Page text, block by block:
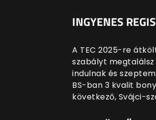
INGYENES
A TEC 2025-re
szabályt
indulnak és
BS-ban 3 kvalit
következő, Svájci-